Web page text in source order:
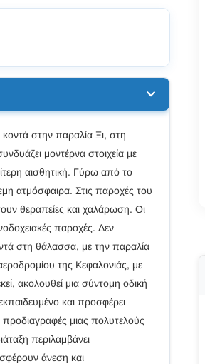
στην παραλία Ξι, στη
μοντέρνα στοιχεία με
αισθητική. Γύρω από το
ατμόσφαιρα. Στις παροχές του
θεραπείες και χαλάρωση. Οι
παροχές. Δεν
στη θάλασσα, με την παραλία
της Κεφαλονιάς, με
ακολουθεί μια σύντομη οδική
και προσφέρει
μιας πολυτελούς
περιλαμβάνει
άνεση και